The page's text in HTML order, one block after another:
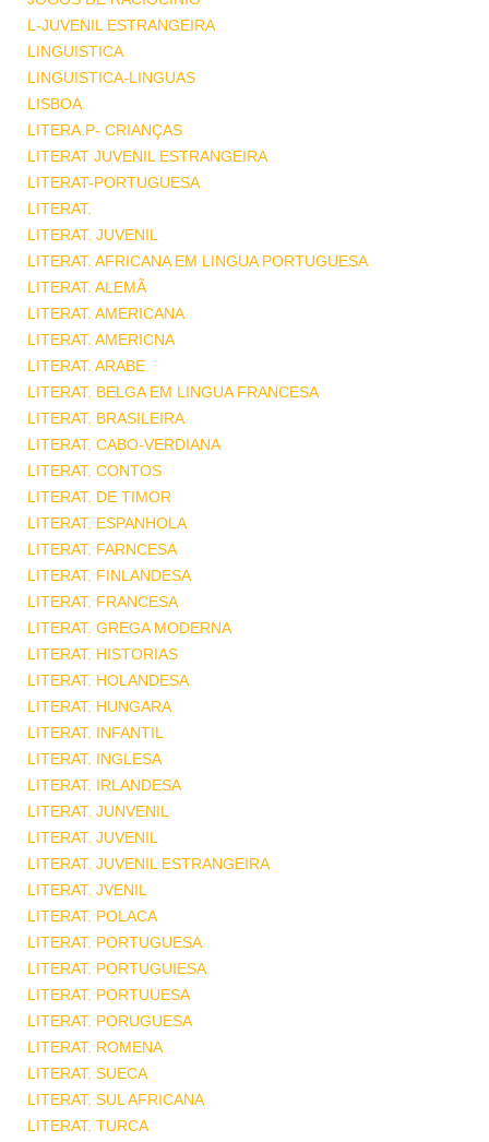
L-JUVENIL ESTRANGEIRA
LINGUISTICA
LINGUISTICA-LINGUAS
LISBOA
LITERA.P- CRIANÇAS
LITERAT JUVENIL ESTRANGEIRA
LITERAT-PORTUGUESA
LITERAT.
LITERAT. JUVENIL
LITERAT. AFRICANA EM LINGUA PORTUGUESA
LITERAT. ALEMÃ
LITERAT. AMERICANA
LITERAT. AMERICNA
LITERAT. ARABE
LITERAT. BELGA EM LINGUA FRANCESA
LITERAT. BRASILEIRA
LITERAT. CABO-VERDIANA
LITERAT. CONTOS
LITERAT. DE TIMOR
LITERAT. ESPANHOLA
LITERAT. FARNCESA
LITERAT. FINLANDESA
LITERAT. FRANCESA
LITERAT. GREGA MODERNA
LITERAT. HISTORIAS
LITERAT. HOLANDESA
LITERAT. HUNGARA
LITERAT. INFANTIL
LITERAT. INGLESA
LITERAT. IRLANDESA
LITERAT. JUNVENIL
LITERAT. JUVENIL
LITERAT. JUVENIL ESTRANGEIRA
LITERAT. JVENIL
LITERAT. POLACA
LITERAT. PORTUGUESA
LITERAT. PORTUGUIESA
LITERAT. PORTUUESA
LITERAT. PORUGUESA
LITERAT. ROMENA
LITERAT. SUECA
LITERAT. SUL AFRICANA
LITERAT. TURCA